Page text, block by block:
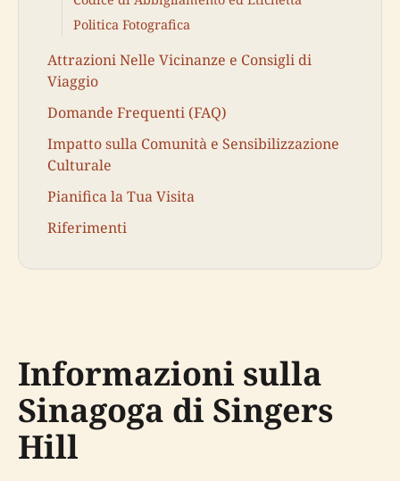
Politica Fotografica
Attrazioni Nelle Vicinanze e Consigli di
Viaggio
Domande Frequenti (FAQ)
Impatto sulla Comunità e Sensibilizzazione
Culturale
Pianifica la Tua Visita
Riferimenti
Informazioni sulla
Sinagoga di Singers
Hill